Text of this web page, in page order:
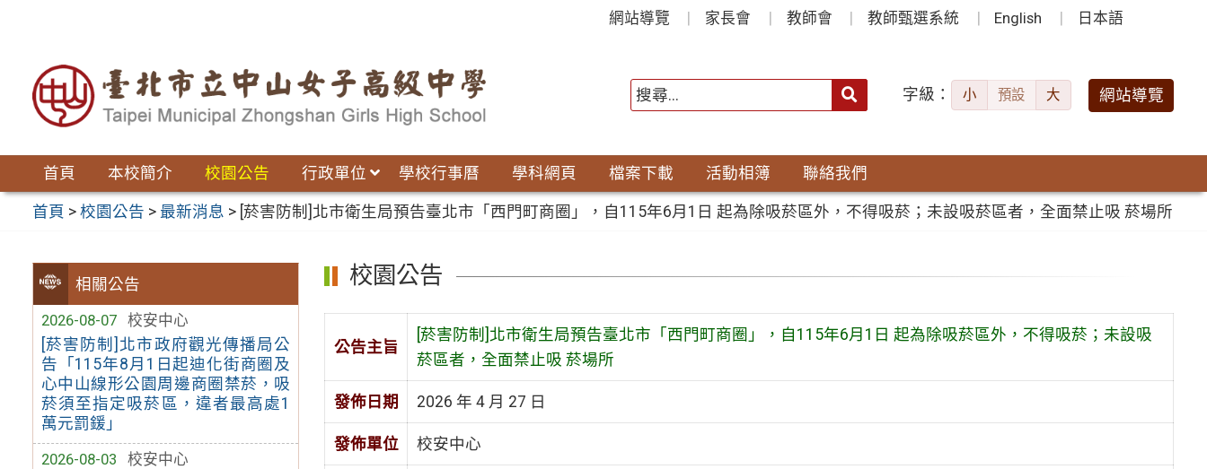
網站導覽 家長會 教師會 教師甄選系統 English 日本語
字級： 小 預設 大 網站導覽
首頁 本校簡介 校園公告 行政單位 學校行事曆 學科網頁 檔案下載 活動相簿 聯絡我們
首頁 >校園公告 > 最新消息 > [菸害防制]北市衛生局預告臺北市「西門町商圈」，自115年6月1日 起為除吸菸區外，不得吸菸；未設吸菸區者，全面禁止吸 菸場所
相關公告
2026-08-07
校安中心
[菸害防制]北市政府觀光傳播局公
告「115年8月1日起迪化街商圈及
心中山線形公園周邊商圈禁菸，吸
菸須至指定吸菸區，違者最高處1
萬元罰鍰」
2026-08-03
校安中心
校園公告
公告主旨
[菸害防制]北市衛生局預告臺北市「西門町商圈」，自115年6月1日 起為除吸菸區外，不得吸菸；未設吸
菸區者，全面禁止吸 菸場所
發佈日期 2026 年 4 月 27 日
發佈單位 校安中心